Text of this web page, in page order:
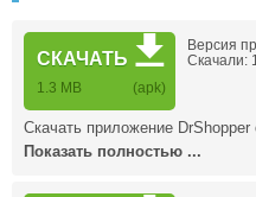
СКАЧАТЬ
1.3 MB (apk)
Версия
Скачали:
Скачать приложение
Показать полностью ...